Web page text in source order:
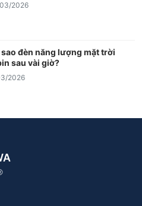
2026
sao đèn năng lượng mặt trời
sau vài giờ?
2026